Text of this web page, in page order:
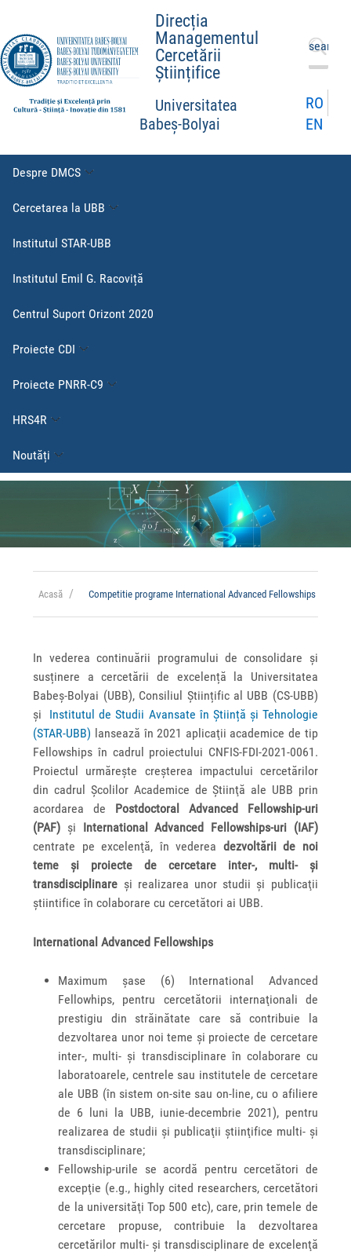
Direcția
Managementul
Cercetării
Științifice
Universitatea
Babeș-Bolyai
Caută
după:
RO
EN
Despre DMCS
Cercetarea la UBB
Institutul STAR-UBB
Institutul Emil G. Racoviță
Centrul Suport Orizont 2020
Proiecte CDI
Proiecte PNRR-C9
HRS4R
Noutăți
Acasă Competitie programe International Advanced Fellowships
In vederea continuării programului de consolidare și
susținere a cercetării de excelență la Universitatea
Babeș-Bolyai (UBB), Consiliul Științific al UBB (CS-UBB)
şi Institutul de Studii Avansate în Știință și Tehnologie
(STAR-UBB) lansează în 2021 aplicaţii academice de tip
Fellowships în cadrul proiectului CNFIS-FDI-2021-0061.
Proiectul urmăreşte creşterea impactului cercetărilor
din cadrul Școlilor Academice de Știinţă ale UBB prin
acordarea de Postdoctoral Advanced Fellowship-uri
(PAF) şi International Advanced Fellowships-uri (IAF)
centrate pe excelenţă, în vederea dezvoltării de noi
teme şi proiecte de cercetare inter-, multi- şi
transdisciplinare şi realizarea unor studii şi publicaţii
ştiintifice în colaborare cu cercetători ai UBB.
International Advanced Fellowships
Maximum şase (6) International Advanced
Fellowhips, pentru cercetătorii internaţionali de
prestigiu din străinătate care să contribuie la
dezvoltarea unor noi teme şi proiecte de cercetare
inter-, multi- şi transdisciplinare în colaborare cu
laboratoarele, centrele sau institutele de cercetare
ale UBB (în sistem on-site sau on-line, cu o afiliere
de 6 luni la UBB, iunie-decembrie 2021), pentru
realizarea de studii şi publicaţii ştiinţifice multi- şi
transdisciplinare;
Fellowship-urile se acordă pentru cercetători de
excepţie (e.g., highly cited researchers, cercetători
de la universităţi Top 500 etc), care, prin temele de
cercetare propuse, contribuie la dezvoltarea
cercetărilor multi- şi transdisciplinare de excelenţă